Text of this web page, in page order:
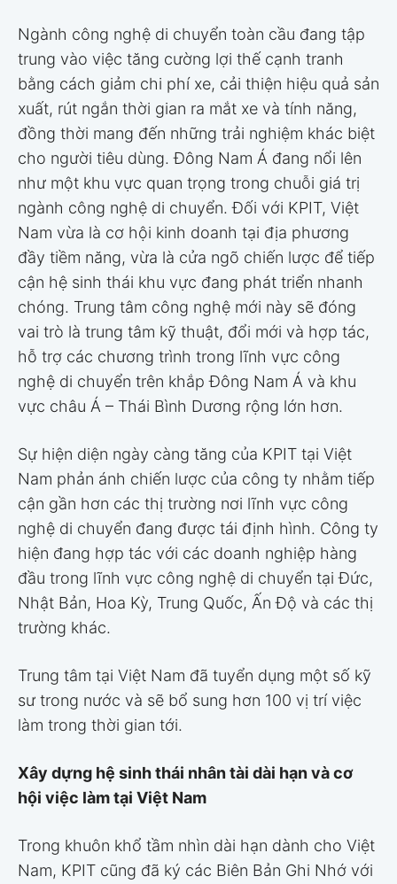
Ngành công nghệ di chuyển toàn cầu đang tập
trung vào việc tăng cường lợi thế cạnh tranh
bằng cách giảm chi phí xe, cải thiện hiệu quả sản
xuất, rút ngắn thời gian ra mắt xe và tính năng,
đồng thời mang đến những trải nghiệm khác biệt
cho người tiêu dùng. Đông Nam Á đang nổi lên
như một khu vực quan trọng trong chuỗi giá trị
ngành công nghệ di chuyển. Đối với KPIT, Việt
Nam vừa là cơ hội kinh doanh tại địa phương
đầy tiềm năng, vừa là cửa ngõ chiến lược để tiếp
cận hệ sinh thái khu vực đang phát triển nhanh
chóng. Trung tâm công nghệ mới này sẽ đóng
vai trò là trung tâm kỹ thuật, đổi mới và hợp tác,
hỗ trợ các chương trình trong lĩnh vực công
nghệ di chuyển trên khắp Đông Nam Á và khu
vực châu Á – Thái Bình Dương rộng lớn hơn.
Sự hiện diện ngày càng tăng của KPIT tại Việt
Nam phản ánh chiến lược của công ty nhằm tiếp
cận gần hơn các thị trường nơi lĩnh vực công
nghệ di chuyển đang được tái định hình. Công ty
hiện đang hợp tác với các doanh nghiệp hàng
đầu trong lĩnh vực công nghệ di chuyển tại Đức,
Nhật Bản, Hoa Kỳ, Trung Quốc, Ấn Độ và các thị
trường khác.
Trung tâm tại Việt Nam đã tuyển dụng một số kỹ
sư trong nước và sẽ bổ sung hơn 100 vị trí việc
làm trong thời gian tới.
Xây dựng hệ sinh thái nhân tài dài hạn và cơ
hội việc làm tại Việt Nam
Trong khuôn khổ tầm nhìn dài hạn dành cho Việt
Nam, KPIT cũng đã ký các Biên Bản Ghi Nhớ với